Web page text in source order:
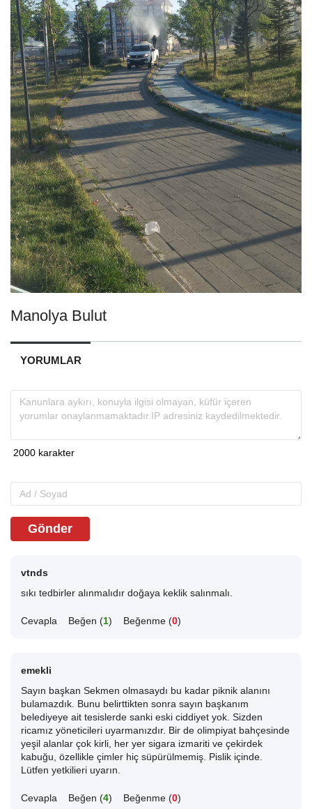
Manolya Bulut
YORUMLAR
Gönder
vtnds
sıkı tedbirler alınmalıdır doğaya keklik salınmalı.
Cevapla Beğen (1) Beğenme (0)
emekli
Sayın başkan Sekmen olmasaydı bu kadar piknik alanını
bulamazdık. Bunu belirttikten sonra sayın başkanım
belediyeye ait tesislerde sanki eski ciddiyet yok. Sizden
ricamız yöneticileri uyarmanızdır. Bir de olimpiyat bahçesinde
yeşil alanlar çok kirli, her yer sigara izmariti ve çekirdek
kabuğu, özellikle çimler hiç süpürülmemiş. Pislik içinde.
Lütfen yetkilieri uyarın.
Cevapla Beğen (4) Beğenme (0)